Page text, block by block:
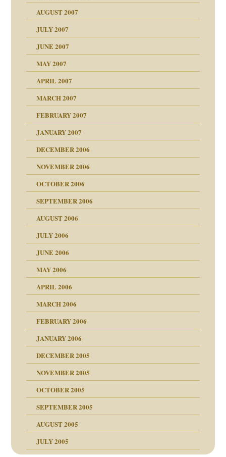
in meiner
voller Absicht!"
AUGUST 2007
JULY 2007
JUNE 2007
MAY 2007
APRIL 2007
MARCH 2007
FEBRUARY 2007
JANUARY 2007
DECEMBER 2006
NOVEMBER 2006
OCTOBER 2006
SEPTEMBER 2006
AUGUST 2006
JULY 2006
JUNE 2006
MAY 2006
APRIL 2006
MARCH 2006
FEBRUARY 2006
JANUARY 2006
DECEMBER 2005
NOVEMBER 2005
OCTOBER 2005
SEPTEMBER 2005
AUGUST 2005
JULY 2005